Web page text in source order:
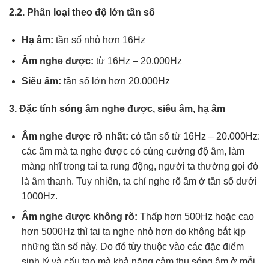
2.2. Phân loại theo độ lớn tần số
Hạ âm: tần số nhỏ hơn 16Hz
Âm nghe được: từ 16Hz – 20.000Hz
Siêu âm: tần số lớn hơn 20.000Hz
3. Đặc tính sóng âm nghe được, siêu âm, hạ âm
Âm nghe được rõ nhất: có tần số từ 16Hz – 20.000Hz:
các âm mà ta nghe được có cùng cường độ âm, làm
màng nhĩ trong tai ta rung động, người ta thường gọi đó
là âm thanh. Tuy nhiên, ta chỉ nghe rõ âm ở tần số dưới
1000Hz.
Âm nghe được không rõ: Thấp hơn 500Hz hoặc cao
hơn 5000Hz thì tai ta nghe nhỏ hơn do không bắt kịp
những tần số này. Do đó tùy thuộc vào các đặc điểm